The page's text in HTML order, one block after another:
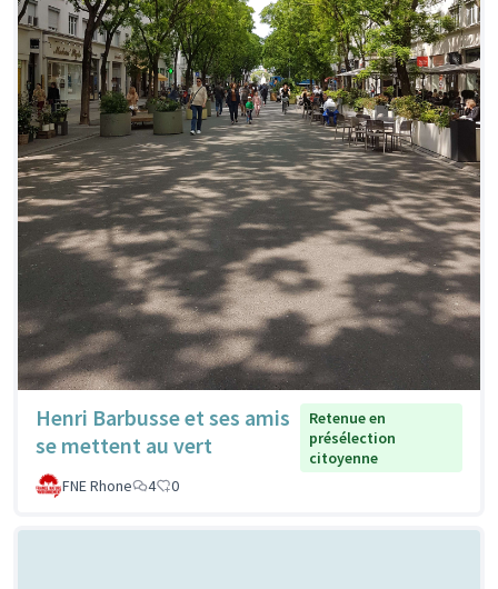
Henri Barbusse et ses amis
se mettent au vert
Retenue en
présélection
citoyenne
FNE Rhone
4 0